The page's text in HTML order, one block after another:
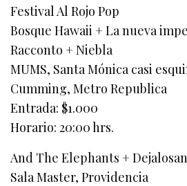
Festival Al Rojo Pop
Bosque Hawaii + La nueva
Racconto + Niebla
MUMS, Santa Mónica casi
Cumming, Metro Republica
Entrada: $1.000
Horario: 20:00 hrs.
And The Elephants +
Sala Master, Providencia